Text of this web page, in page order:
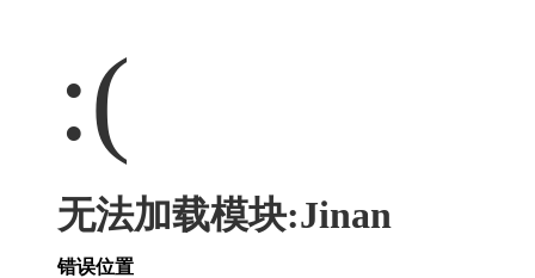
:(
无法加载模块:Jinan
错误位置